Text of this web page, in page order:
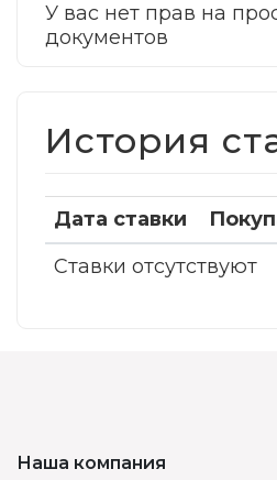
У вас нет прав на
документов
История
Дата ставки
Ставки отсутствуют
Наша компания